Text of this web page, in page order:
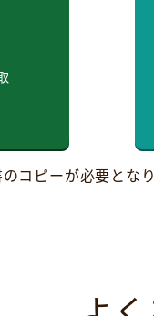
コピーが必要とな